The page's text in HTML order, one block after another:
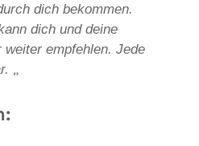
dich bekommen.
dich und deine
weiter empfehlen. Jede
„